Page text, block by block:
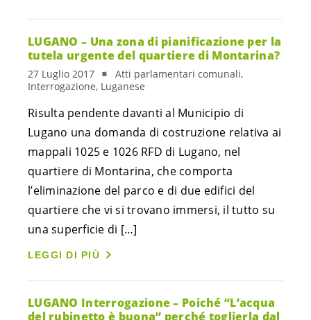
LUGANO – Una zona di pianificazione per la
tutela urgente del quartiere di Montarina?
27 Luglio 2017
Atti parlamentari comunali,
Interrogazione, Luganese
Risulta pendente davanti al Municipio di
Lugano una domanda di costruzione relativa ai
mappali 1025 e 1026 RFD di Lugano, nel
quartiere di Montarina, che comporta
l’eliminazione del parco e di due edifici del
quartiere che vi si trovano immersi, il tutto su
una superficie di […]
LEGGI DI PIÙ
LUGANO Interrogazione – Poiché “L’acqua
del rubinetto è buona” perché toglierla dal